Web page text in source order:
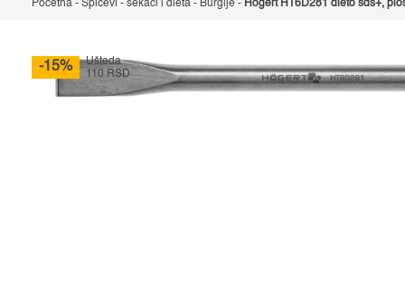
Početna - Špicevi - sekači i dleta - Burgije - Hogert HT6D281 dleto sds+,
-15%
Ušteda
110 RSD